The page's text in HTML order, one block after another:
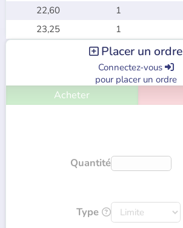
22,60
1
23,25
1
Placer un ordre
Connectez-vous 
pour placer un ordre
Acheter
Quantité
Type 